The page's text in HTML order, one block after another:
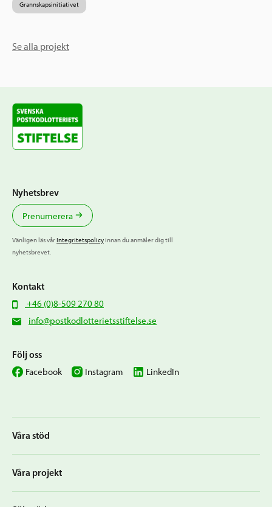
Grannskapsinitiativet
Se alla projekt
Våra stöd
Våra projekt
Nyhetsbrev
Prenumerera
Vänligen läs vårIntegritetspolicyinnan du anmäler dig till
nyhetsbrevet.
Kontakt
+46 (0)8-509 270 80
info@postkodlotterietsstiftelse.se
Följ oss
Facebook Instagram LinkedIn